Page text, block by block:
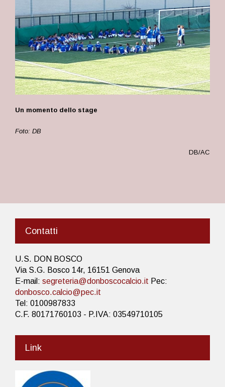
Un momento dello stage
Foto: DB
DB/AC
Contatti
U.S. DON BOSCO
Via S.G. Bosco 14r, 16151 Genova
E-mail: segreteria@donboscocalcio.it Pec:
donbosco.calcio@pec.it
Tel: 0100987833
C.F. 80171760103 - P.IVA: 03549710105
Link